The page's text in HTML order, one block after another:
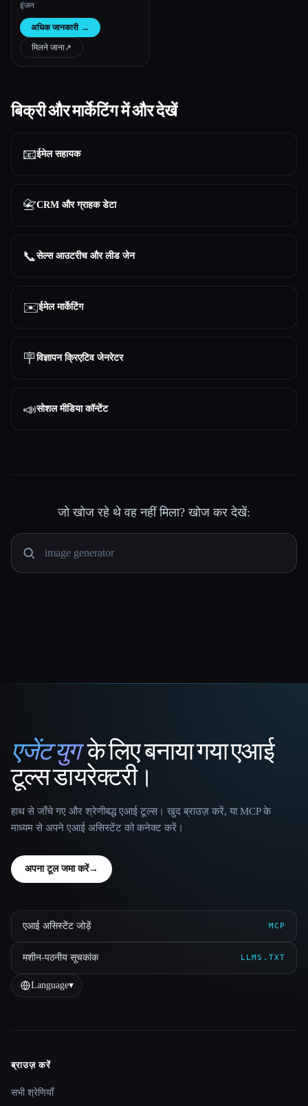
इंजन
अधिक जानकारी →
मिलने जाना↗︎
बिक्री और मार्केटिंग में और देखें
📧ईमेल सहायक
📇CRM और ग्राहक डेटा
📞सेल्स आउटरीच और लीड जेन
✉️ईमेल मार्केटिंग
🪧 विज्ञापन क्रिएटिव जेनरेटर
📣सोशल मीडिया कॉन्टेंट
जो खोज रहे थे वह नहीं मिला? खोज कर देखें:
That AI Collection
एजेंट युगके लिए बनाया गया एआई
टूल्स डायरेक्टरी।
हाथ से जाँचे गए और श्रेणीबद्ध एआई टूल्स। खुद ब्राउज़ करें, या MCP के
माध्यम से अपने एआई असिस्टेंट को कनेक्ट करें।
अपना टूल जमा करें→
एआई असिस्टेंट जोड़ें MCP
मशीन-पठनीय सूचकांक LLMS.TXT
Language▾
Site navigation
ब्राउज़ करें
सभी श्रेणियाँ